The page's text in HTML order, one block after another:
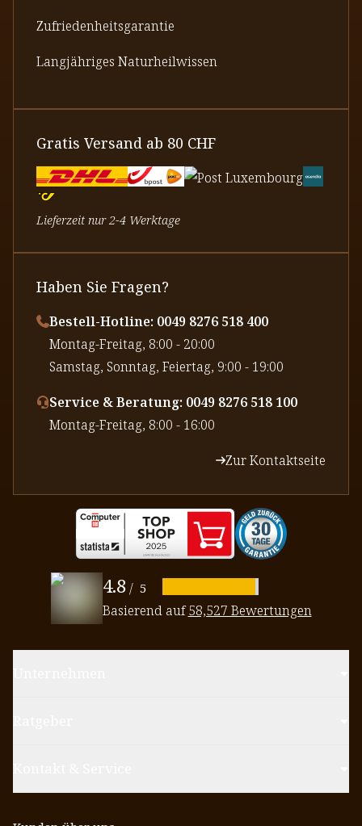
Zufriedenheitsgarantie
Langjähriges Naturheilwissen
Gratis Versand ab 80 CHF
Lieferzeit nur 2-4 Werktage
Haben Sie Fragen?
Bestell-Hotline: 0049 8276 518 400
⁠Montag-Freitag, 8:00 - 20:00
⁠Samstag, Sonntag, Feiertag, 9:00 - 19:00
Service & Beratung: 0049 8276 518 100
⁠Montag-Freitag, 8:00 - 16:00
Zur Kontaktseite
4.8 / 5
Basierend auf58,527 Bewertungen